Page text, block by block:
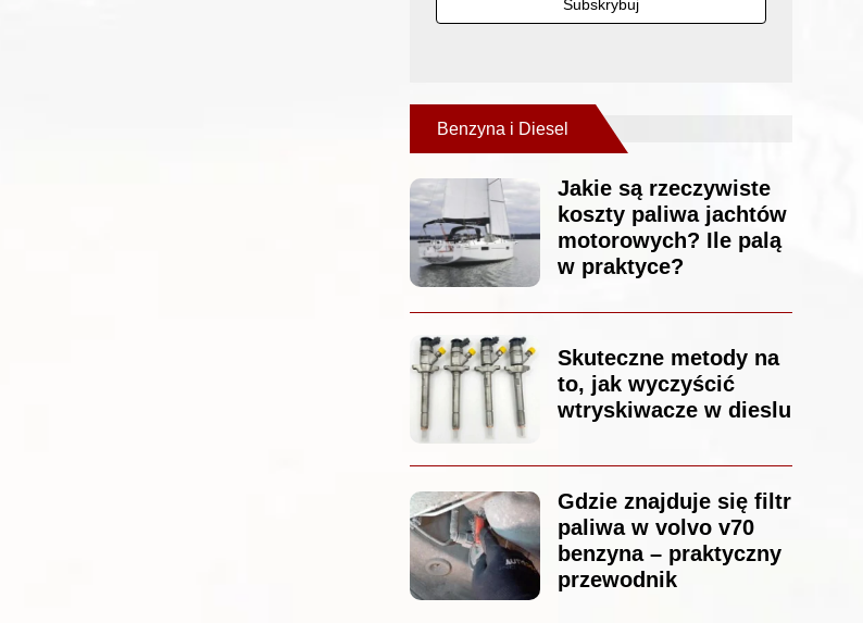
Benzyna i Diesel
Jakie są rzeczywiste
koszty paliwa jachtów
motorowych? Ile palą
w praktyce?
Skuteczne metody na
to, jak wyczyścić
wtryskiwacze w dieslu
Gdzie znajduje się filtr
paliwa w volvo v70
benzyna – praktyczny
przewodnik